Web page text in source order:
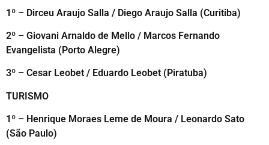
1º – Dirceu Araujo Salla / Diego Araujo Salla (Curitiba)
2º – Giovani Arnaldo de Mello / Marcos Fernando
Evangelista (Porto Alegre)
3º – Cesar Leobet / Eduardo Leobet (Piratuba)
TURISMO
1º – Henrique Moraes Leme de Moura / Leonardo Sato
(São Paulo)